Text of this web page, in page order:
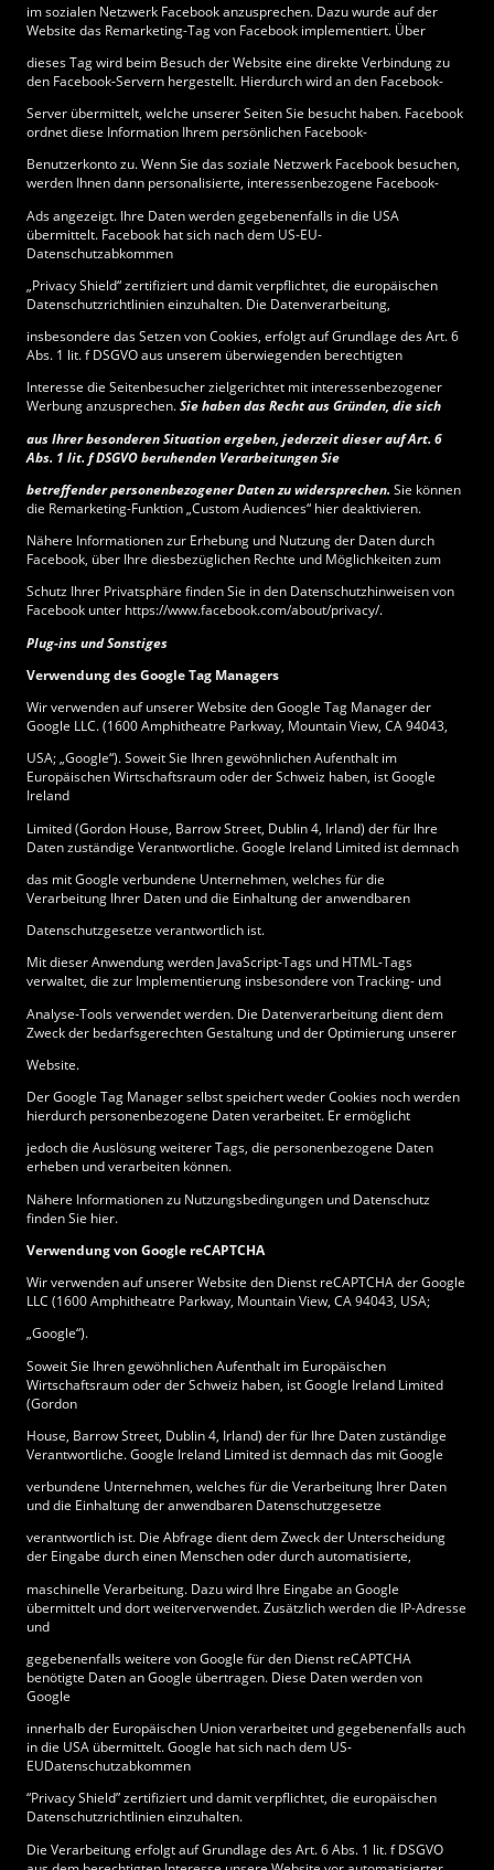
im sozialen Netzwerk Facebook anzusprechen. Dazu wurde auf der
Website das Remarketing-Tag von Facebook implementiert. Über
dieses Tag wird beim Besuch der Website eine direkte Verbindung zu
den Facebook-Servern hergestellt. Hierdurch wird an den Facebook-
Server übermittelt, welche unserer Seiten Sie besucht haben. Facebook
ordnet diese Information Ihrem persönlichen Facebook-
Benutzerkonto zu. Wenn Sie das soziale Netzwerk Facebook besuchen,
werden Ihnen dann personalisierte, interessenbezogene Facebook-
Ads angezeigt. Ihre Daten werden gegebenenfalls in die USA
übermittelt. Facebook hat sich nach dem US-EU-
Datenschutzabkommen
„Privacy Shield“ zertifiziert und damit verpflichtet, die europäischen
Datenschutzrichtlinien einzuhalten. Die Datenverarbeitung,
insbesondere das Setzen von Cookies, erfolgt auf Grundlage des Art. 6
Abs. 1 lit. f DSGVO aus unserem überwiegenden berechtigten
Interesse die Seitenbesucher zielgerichtet mit interessenbezogener
Werbung anzusprechen.Sie haben das Recht aus Gründen, die sich
aus Ihrer besonderen Situation ergeben, jederzeit dieser auf Art. 6
Abs. 1 lit. f DSGVO beruhenden Verarbeitungen Sie
betreffender personenbezogener Daten zu widersprechen. Sie können
die Remarketing-Funktion „Custom Audiences“ hier deaktivieren.
Nähere Informationen zur Erhebung und Nutzung der Daten durch
Facebook, über Ihre diesbezüglichen Rechte und Möglichkeiten zum
Schutz Ihrer Privatsphäre finden Sie in den Datenschutzhinweisen von
Facebook unter https://www.facebook.com/about/privacy/.
Plug-ins und Sonstiges
Verwendung des Google Tag Managers
Wir verwenden auf unserer Website den Google Tag Manager der
Google LLC. (1600 Amphitheatre Parkway, Mountain View, CA 94043,
USA; „Google“). Soweit Sie Ihren gewöhnlichen Aufenthalt im
Europäischen Wirtschaftsraum oder der Schweiz haben, ist Google
Ireland
Limited (Gordon House, Barrow Street, Dublin 4, Irland) der für Ihre
Daten zuständige Verantwortliche. Google Ireland Limited ist demnach
das mit Google verbundene Unternehmen, welches für die
Verarbeitung Ihrer Daten und die Einhaltung der anwendbaren
Datenschutzgesetze verantwortlich ist.
Mit dieser Anwendung werden JavaScript-Tags und HTML-Tags
verwaltet, die zur Implementierung insbesondere von Tracking- und
Analyse-Tools verwendet werden. Die Datenverarbeitung dient dem
Zweck der bedarfsgerechten Gestaltung und der Optimierung unserer
Website.
Der Google Tag Manager selbst speichert weder Cookies noch werden
hierdurch personenbezogene Daten verarbeitet. Er ermöglicht
jedoch die Auslösung weiterer Tags, die personenbezogene Daten
erheben und verarbeiten können.
Nähere Informationen zu Nutzungsbedingungen und Datenschutz
finden Sie hier.
Verwendung von Google reCAPTCHA
Wir verwenden auf unserer Website den Dienst reCAPTCHA der Google
LLC (1600 Amphitheatre Parkway, Mountain View, CA 94043, USA;
„Google“).
Soweit Sie Ihren gewöhnlichen Aufenthalt im Europäischen
Wirtschaftsraum oder der Schweiz haben, ist Google Ireland Limited
(Gordon
House, Barrow Street, Dublin 4, Irland) der für Ihre Daten zuständige
Verantwortliche. Google Ireland Limited ist demnach das mit Google
verbundene Unternehmen, welches für die Verarbeitung Ihrer Daten
und die Einhaltung der anwendbaren Datenschutzgesetze
verantwortlich ist. Die Abfrage dient dem Zweck der Unterscheidung
der Eingabe durch einen Menschen oder durch automatisierte,
maschinelle Verarbeitung. Dazu wird Ihre Eingabe an Google
übermittelt und dort weiterverwendet. Zusätzlich werden die IP-Adresse
und
gegebenenfalls weitere von Google für den Dienst reCAPTCHA
benötigte Daten an Google übertragen. Diese Daten werden von
Google
innerhalb der Europäischen Union verarbeitet und gegebenenfalls auch
in die USA übermittelt. Google hat sich nach dem US-
EUDatenschutzabkommen
“Privacy Shield” zertifiziert und damit verpflichtet, die europäischen
Datenschutzrichtlinien einzuhalten.
Die Verarbeitung erfolgt auf Grundlage des Art. 6 Abs. 1 lit. f DSGVO